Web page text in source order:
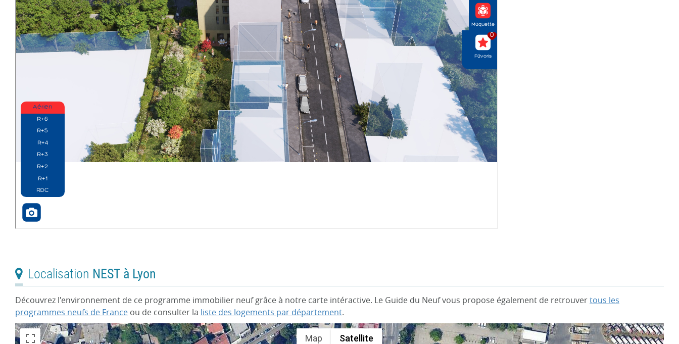
Localisation NEST à Lyon
Découvrez l'environnement de ce programme immobilier neuf grâce à notre carte intéractive. Le Guide du Neuf vous propose également de retrouvertous les
programmes neufs de France ou de consulter la liste des logements par département.
Map Satellite